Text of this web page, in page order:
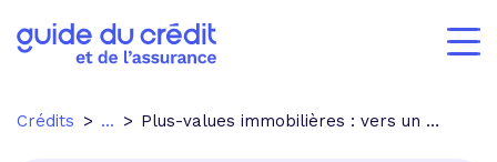
Crédits ... Plus-values immobilières : vers un allègement de la réforme ?